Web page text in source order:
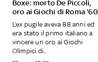
Boxe: morto De Piccoli,
oro ai Giochi di Roma '60
L’ex pugile aveva 88 anni ed
era stato il primo italiano a
vincere un oro ai Giochi
Olimpici di...